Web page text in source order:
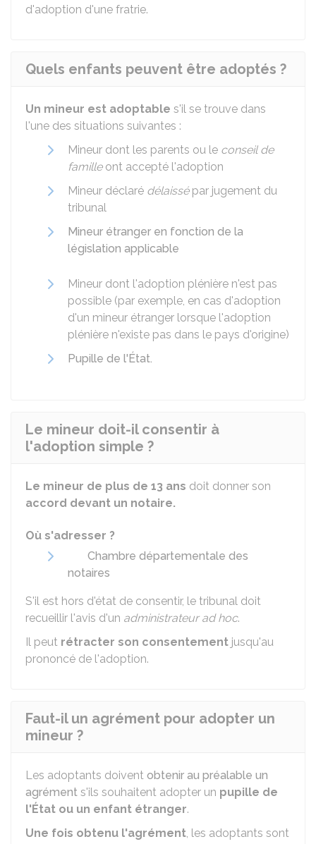
d'adoption d'une fratrie.
Quels enfants peuvent être adoptés ?
Un mineur est adoptable s'il se trouve dans
l'une des situations suivantes :
Mineur dont les parents ou le conseil de
familleont accepté l'adoption
Mineur déclaré délaissépar jugement du
tribunal
Mineur étranger en fonction de la
législation applicable
Mineur dont l'adoption plénière n'est pas
possible (par exemple, en cas d'adoption
d'un mineur étranger lorsque l'adoption
plénière n'existe pas dans le pays d'origine)
Pupille de l'État.
Le mineur doit-il consentir à
l'adoption simple ?
Le mineur de plus de 13 ans doit donner son
accord devant un notaire.
Où s'adresser ?
Chambre départementale des
notaires
S'il est hors d'état de consentir, le tribunal doit
recueillir l'avis d'un administrateur ad hoc.
Il peut rétracter son consentement jusqu'au
prononcé de l'adoption.
Faut-il un agrément pour adopter un
mineur ?
Les adoptants doivent obtenir au préalable un
agrément s'ils souhaitent adopter un pupille de
l'État ou un enfant étranger.
Une fois obtenu l'agrément, les adoptants sont